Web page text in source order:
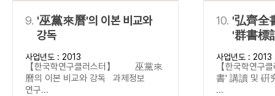
9. '巫黨來曆'의 이본 비교와
강독
사업년도 : 2013
【한국학연구클러스터】 巫黨來
曆의 이본 비교와 강독 과제정보
연구...
10. '弘齊全
'群書標
중심으로
사업년도 : 2013
【한국학연
書' 講讀 및
...